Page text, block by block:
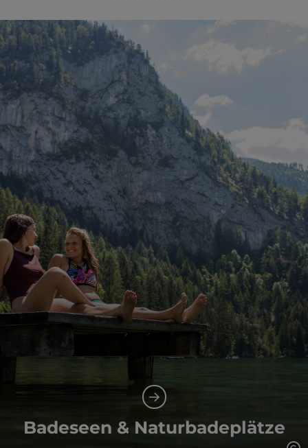
Badeseen & Naturbadeplätze